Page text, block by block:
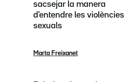
sacsejar la manera
d'entendre les violències
sexuals
Marta Freixanet